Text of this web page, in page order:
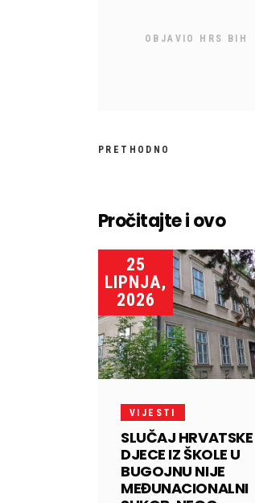
OBJAVIO HRS BIH
PRETHODNO
Pročitajte i ovo
25
LIPNJA,
2026
VIJESTI
SLUČAJ HRVATSKE
DJECE IZ ŠKOLE U
BUGOJNU NIJE
MEĐUNACIONALNI